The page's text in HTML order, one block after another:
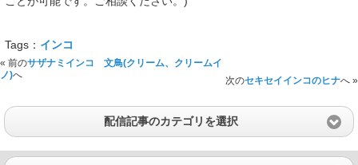
Tags： インコ
« 前のサザナミインコ 文鳥(クリーム、クリームイ
ノ)へ
次のセキセイインコのヒナへ »
配信記事のカテゴリを選択